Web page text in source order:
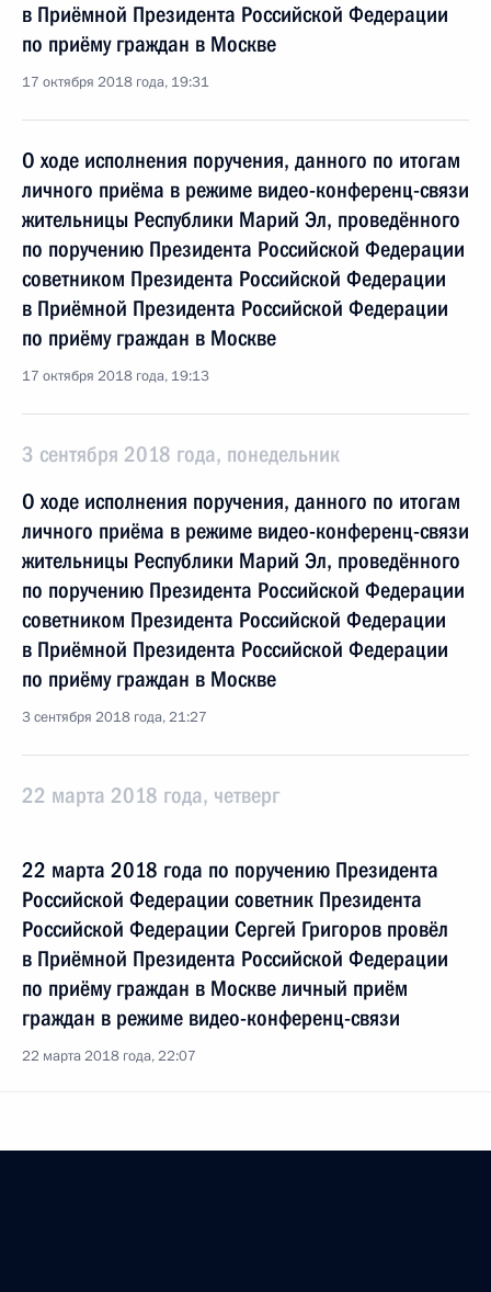
в Приёмной Президента Российской Федерации
по приёму граждан в Москве
17 октября 2018 года, 19:31
О ходе исполнения поручения, данного по итогам
личного приёма в режиме видео-конференц-связи
жительницы Республики Марий Эл, проведённого
по поручению Президента Российской Федерации
советником Президента Российской Федерации
в Приёмной Президента Российской Федерации
по приёму граждан в Москве
17 октября 2018 года, 19:13
3 сентября 2018 года, понедельник
О ходе исполнения поручения, данного по итогам
личного приёма в режиме видео-конференц-связи
жительницы Республики Марий Эл, проведённого
по поручению Президента Российской Федерации
советником Президента Российской Федерации
в Приёмной Президента Российской Федерации
по приёму граждан в Москве
3 сентября 2018 года, 21:27
22 марта 2018 года, четверг
22 марта 2018 года по поручению Президента
Российской Федерации советник Президента
Российской Федерации Сергей Григоров провёл
в Приёмной Президента Российской Федерации
по приёму граждан в Москве личный приём
граждан в режиме видео-конференц-связи
22 марта 2018 года, 22:07